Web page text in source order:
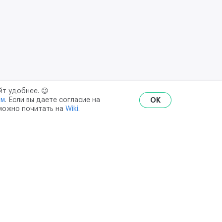
удобнее. 😉
. Если вы даете согласие на
почитать на Wiki.
OK